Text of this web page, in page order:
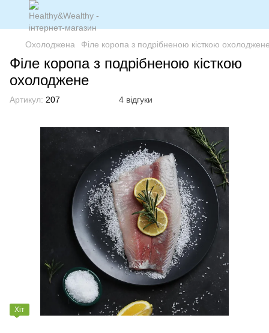
Охолоджена Філе коропа з подрібненою кісткою
Філе коропа з подрібненою кісткою
охолоджене
Артикул: 207 4 відгуки
Хіт